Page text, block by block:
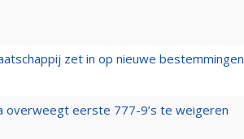
zet in op nieuwe bestemmingen
overweegt eerste 777-9’s te weigeren